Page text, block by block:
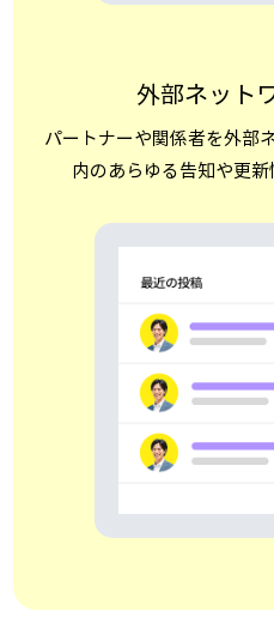
外部ネット
パートナーや関係者を外部
内のあらゆる告知や更新